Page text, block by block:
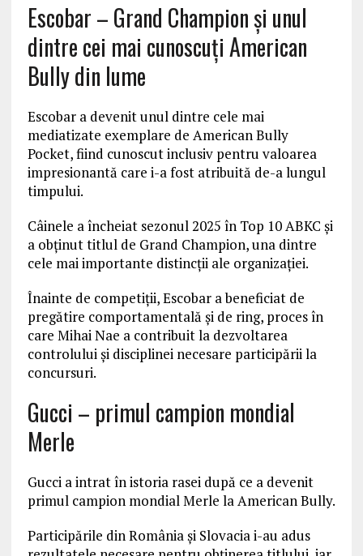
Escobar – Grand Champion și unul
dintre cei mai cunoscuți American
Bully din lume
Escobar a devenit unul dintre cele mai
mediatizate exemplare de American Bully
Pocket, fiind cunoscut inclusiv pentru valoarea
impresionantă care i-a fost atribuită de-a lungul
timpului.
Câinele a încheiat sezonul 2025 în Top 10 ABKC și
a obținut titlul de Grand Champion, una dintre
cele mai importante distincții ale organizației.
Înainte de competiții, Escobar a beneficiat de
pregătire comportamentală și de ring, proces în
care Mihai Nae a contribuit la dezvoltarea
controlului și disciplinei necesare participării la
concursuri.
Gucci – primul campion mondial
Merle
Gucci a intrat în istoria rasei după ce a devenit
primul campion mondial Merle la American Bully.
Participările din România și Slovacia i-au adus